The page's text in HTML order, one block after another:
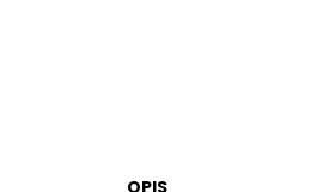
OPIS